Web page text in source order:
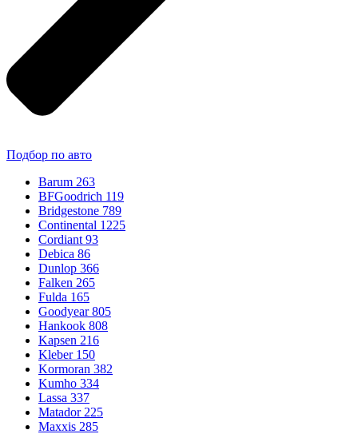
Подбор по авто
Barum 263
BFGoodrich 119
Bridgestone 789
Continental 1225
Cordiant 93
Debica 86
Dunlop 366
Falken 265
Fulda 165
Goodyear 805
Hankook 808
Kapsen 216
Kleber 150
Kormoran 382
Kumho 334
Lassa 337
Matador 225
Maxxis 285